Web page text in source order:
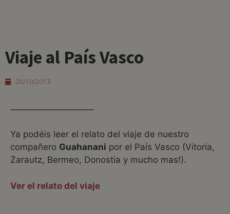
Viaje al País Vasco
20/10/2013
Ya podéis leer el relato del viaje de nuestro
compañero Guahanani por el País Vasco (Vitoria,
Zarautz, Bermeo, Donostia y mucho mas!).
Ver el relato del viaje